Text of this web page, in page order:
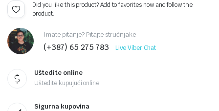
Did you like this product? Add to favorites now and follow the
product.
Imate pitanje? Pitajte stručnjake
(+387) 65 275 783 Live Viber Chat
Uštedite online
Uštedite kupujući online
Sigurna kupovina